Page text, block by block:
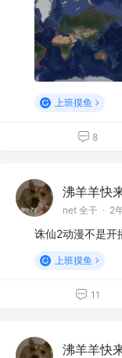
上班摸鱼
8
沸羊羊快
net 全干 · 2
诛仙2动漫不是开
上班摸鱼
11
沸羊羊快